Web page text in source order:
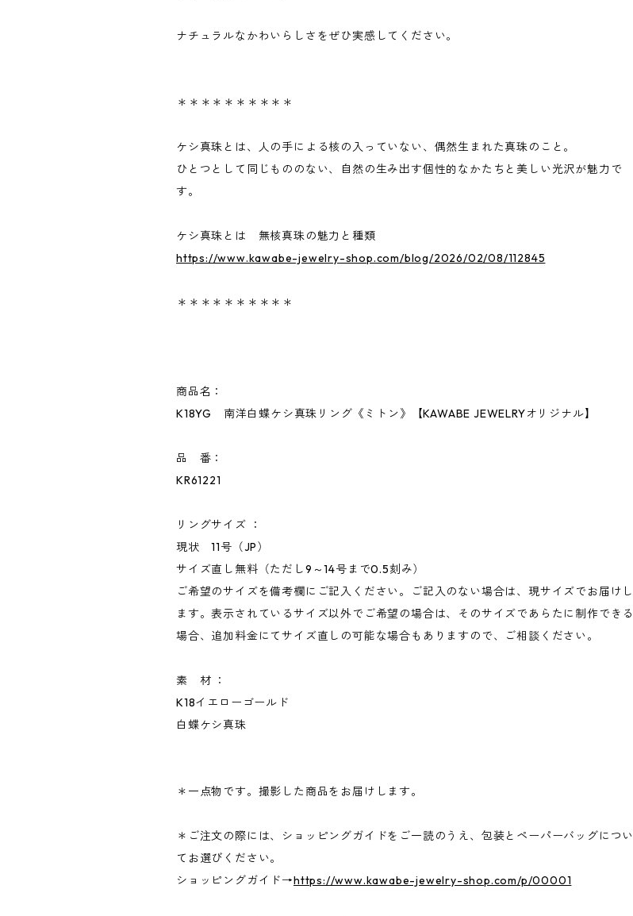
ナチュラルなかわいらしさをぜひ実感してください。
＊＊＊＊＊＊＊＊＊＊
ケシ真珠とは、人の手による核の入っていない、偶然生まれた真珠のこと。
ひとつとして同じもののない、自然の生み出す個性的なかたちと美しい光沢が魅力で
す。
ケシ真珠とは 無核真珠の魅力と種類
https://www.kawabe-jewelry-shop.com/blog/2026/02/08/112845
＊＊＊＊＊＊＊＊＊＊
商品名：
K18YG 南洋白蝶ケシ真珠リング《ミトン》【KAWABE JEWELRYオリジナル】
品 番：
KR61221
リングサイズ ：
現状 11号（JP）
サイズ直し無料（ただし9～14号まで0.5刻み）
ご希望のサイズを備考欄にご記入ください。ご記入のない場合は、現サイズでお届けし
ます。表示されているサイズ以外でご希望の場合は、そのサイズであらたに制作できる
場合、追加料金にてサイズ直しの可能な場合もありますので、ご相談ください。
素 材 ：
K18イエローゴールド
白蝶ケシ真珠
＊一点物です。撮影した商品をお届けします。
＊ご注文の際には、ショッピングガイドをご一読のうえ、包装とペーパーバッグについ
てお選びください。
ショッピングガイド→https://www.kawabe-jewelry-shop.com/p/00001